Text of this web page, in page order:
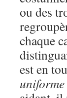
ou des
chaque
est en